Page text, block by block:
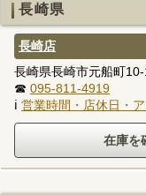
長崎県
長崎店
長崎県長崎市元船町
☎ 095-811-4919
ℹ 営業時間・店休日・